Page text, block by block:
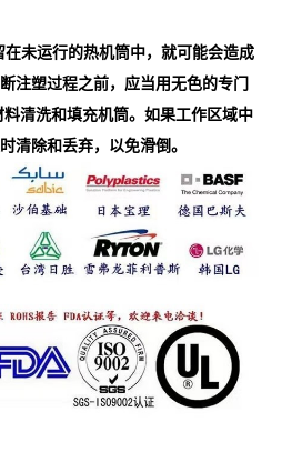
在未运行的热机筒中，就可能会造成
注塑过程之前，应当用无色的专门
料清洗和填充机筒。如果工作区域中
清除和丢弃，以免滑倒。